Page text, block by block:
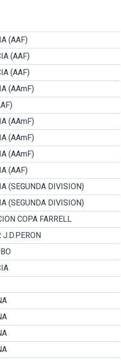
(AAF)
(AAF)
(AAF)
(AAmF)
(AAmF)
(AAmF)
(AAmF)
(AAF)
(SEGUNDA DIVISION)
(SEGUNDA DIVISION)
COPA FARRELL